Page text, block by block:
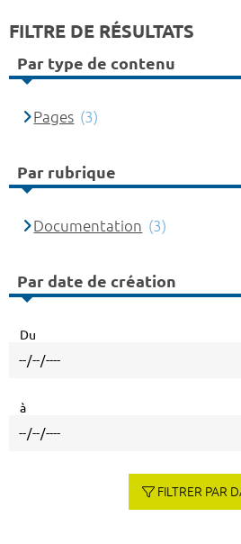
FILTRE DE RÉSULTATS
Par type de contenu
Pages (3)
Par rubrique
Documentation (3)
Par date de création
Du
à
FILTRER PAR